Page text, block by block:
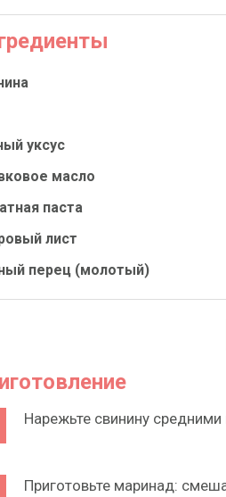
уксус
масло
паста
лист
перец (молотый)
Нарежьте свинину
Приготовьте маринад: